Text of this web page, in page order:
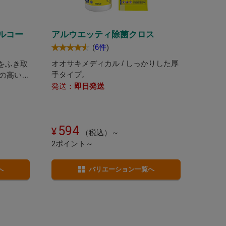
コー
ふき取
高いア
アルウエッティ除菌クロス
(6件)
オオサキメディカル / しっかりした厚
手タイプ。
発送： 即日発送
594
（税込）～
2ポイント～
バリエーション一覧へ